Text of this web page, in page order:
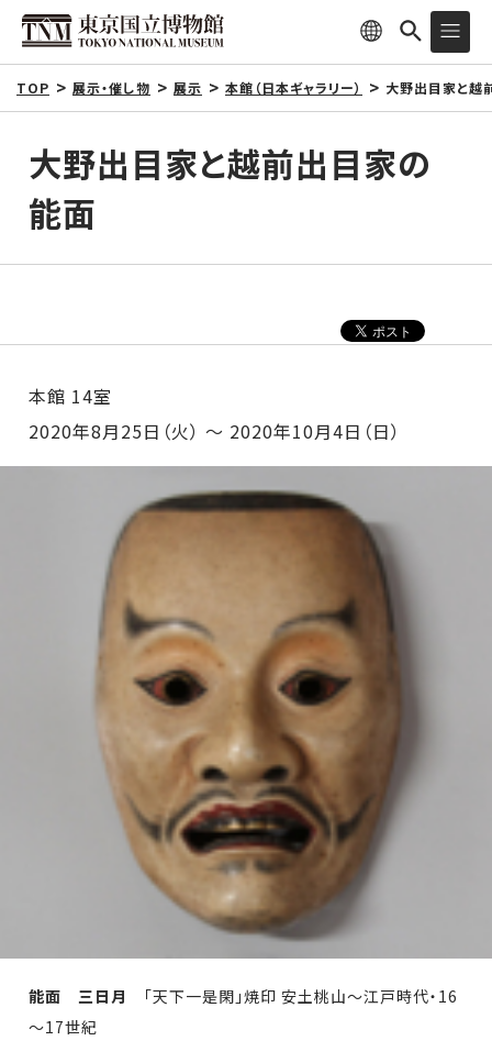
TOP 展示・催し物 展示 本館（日本ギャラリー） 大野出目家と越
大野出目家と越前出目家の
能面
本館 14室
2020年8月25日（火） ～ 2020年10月4日（日）
能面 三日月
「天下一是閑」焼印 安土桃山～江戸時代・16
～17世紀